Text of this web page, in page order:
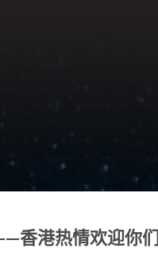
香港热情欢迎你们